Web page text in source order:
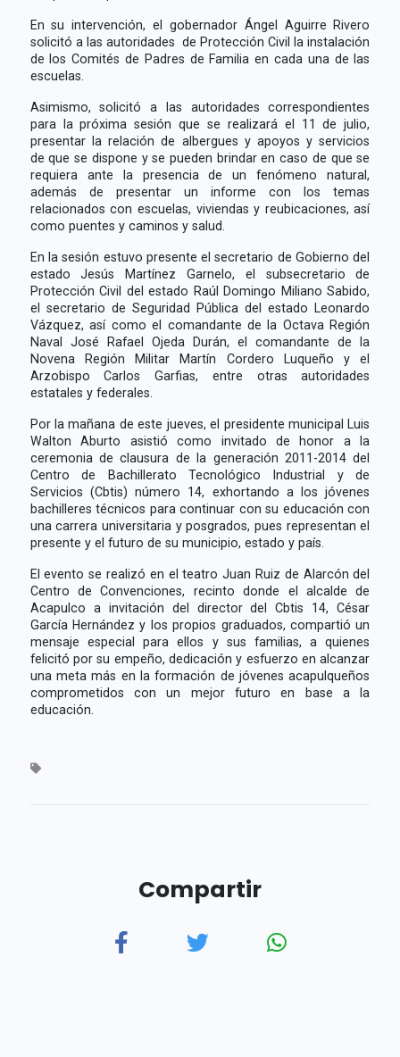
En su intervención, el gobernador Ángel Aguirre Rivero
solicitó a las autoridades de Protección Civil la instalación
de los Comités de Padres de Familia en cada una de las
escuelas.
Asimismo, solicitó a las autoridades correspondientes
para la próxima sesión que se realizará el 11 de julio,
presentar la relación de albergues y apoyos y servicios
de que se dispone y se pueden brindar en caso de que se
requiera ante la presencia de un fenómeno natural,
además de presentar un informe con los temas
relacionados con escuelas, viviendas y reubicaciones, así
como puentes y caminos y salud.
En la sesión estuvo presente el secretario de Gobierno del
estado Jesús Martínez Garnelo, el subsecretario de
Protección Civil del estado Raúl Domingo Miliano Sabido,
el secretario de Seguridad Pública del estado Leonardo
Vázquez, así como el comandante de la Octava Región
Naval José Rafael Ojeda Durán, el comandante de la
Novena Región Militar Martín Cordero Luqueño y el
Arzobispo Carlos Garfias, entre otras autoridades
estatales y federales.
Por la mañana de este jueves, el presidente municipal Luis
Walton Aburto asistió como invitado de honor a la
ceremonia de clausura de la generación 2011-2014 del
Centro de Bachillerato Tecnológico Industrial y de
Servicios (Cbtis) número 14, exhortando a los jóvenes
bachilleres técnicos para continuar con su educación con
una carrera universitaria y posgrados, pues representan el
presente y el futuro de su municipio, estado y país.
El evento se realizó en el teatro Juan Ruiz de Alarcón del
Centro de Convenciones, recinto donde el alcalde de
Acapulco a invitación del director del Cbtis 14, César
García Hernández y los propios graduados, compartió un
mensaje especial para ellos y sus familias, a quienes
felicitó por su empeño, dedicación y esfuerzo en alcanzar
una meta más en la formación de jóvenes acapulqueños
comprometidos con un mejor futuro en base a la
educación.
Compartir